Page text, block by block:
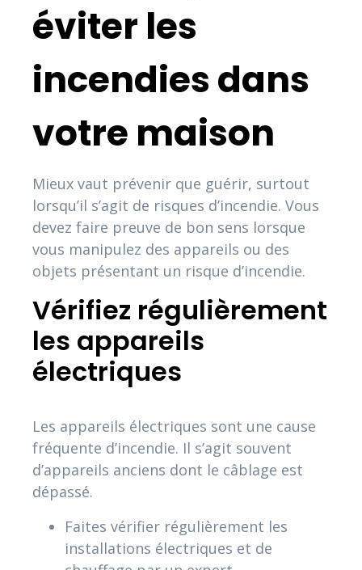
éviter les
incendies dans
votre maison
Mieux vaut prévenir que guérir, surtout
lorsqu’il s’agit de risques d’incendie. Vous
devez faire preuve de bon sens lorsque
vous manipulez des appareils ou des
objets présentant un risque d’incendie.
Vérifiez régulièrement
les appareils
électriques
Les appareils électriques sont une cause
fréquente d’incendie. Il s’agit souvent
d’appareils anciens dont le câblage est
dépassé.
Faites vérifier régulièrement les
installations électriques et de